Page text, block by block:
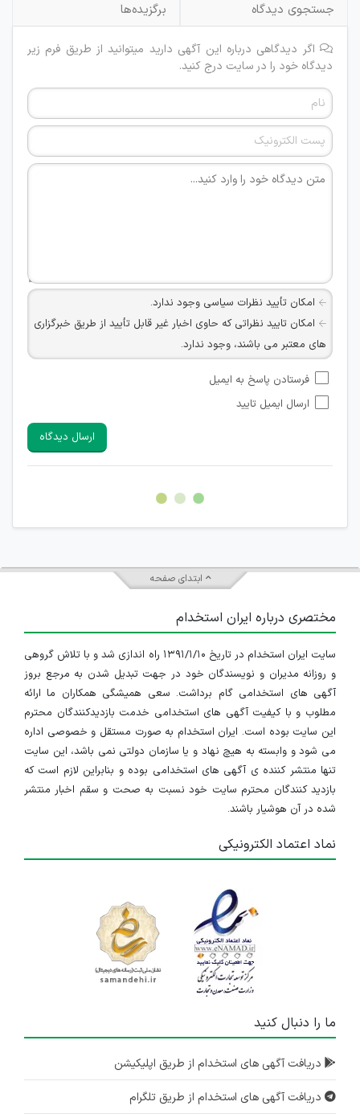
جستجوی دیدگاه
برگزیده‌ها
اگر دیدگاهی درباره این آگهی دارید میتوانید از طریق فرم زیر
دیدگاه خود را در سایت درج کنید.
امکان تأیید نظرات سیاسی وجود ندارد.
امکان تایید نظراتی که حاوی اخبار غیر قابل تأیید از طریق خبرگزاری
های معتبر می باشند، وجود ندارد.
شبکه های مجازی ارتباطی می باشند وجود ندارد.
امکان تأیید نظرات کاربرانی که به هر طریقی قصد مأیوس کردن
هرگونه تحریک، تحقیر و کنایه به سایر افراد (مسئول و غیر مسئول)
غیر مجاز می باشد.
امکان هماهنگی برای هرگونه ملاقات حضوری چه به صورت دسته
فرستادن پاسخ به ایمیل
ارسال ایمیل تایید
ارسال دیدگاه
ابتدای صفحه
مختصری درباره ایران استخدام
سایت ایران استخدام در تاریخ ۱۳۹۱/۱/۱۰ راه اندازی شد و با تلاش گروهی
و روزانه مدیران و نویسندگان خود در جهت تبدیل شدن به مرجع بروز
آگهی های استخدامی گام برداشت. سعی همیشگی همکاران ما ارائه
مطلوب و با کیفیت آگهی های استخدامی خدمت بازدیدکنندگان محترم
این سایت بوده است. ایران استخدام به صورت مستقل و خصوصی اداره
می شود و وابسته به هیچ نهاد و یا سازمان دولتی نمی باشد، این سایت
تنها منتشر کننده ی آگهی های استخدامی بوده و بنابراین لازم است که
بازدید کنندگان محترم سایت خود نسبت به صحت و سقم اخبار منتشر
شده در آن هوشیار باشند.
نماد اعتماد الکترونیکی
ما را دنبال کنید
دریافت آگهی های استخدام از طریق اپلیکیشن
دریافت آگهی های استخدام از طریق تلگرام